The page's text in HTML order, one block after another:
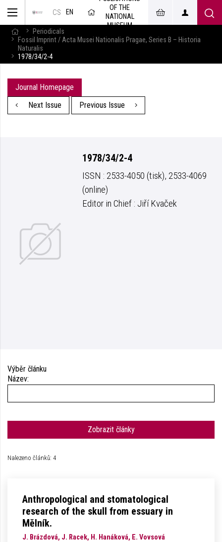
CS EN
OF THE
NATIONAL
MUSEUM
Periodicals
Fossil Imprint / Acta Musei Nationalis Pragae, Series B – Historia
Naturalis
1978/34/2-4
Journal Homepage
Next Issue
Previous Issue
1978/34/2-4
ISSN : 2533-4050 (tisk), 2533-4069
(online)
Editor in Chief : Jiří Kvaček
Výběr článku
Název:
Zobrazit články
Nalezeno článků: 4
Anthropological and stomatological
research of the skull from essuary in
Mělník.
J. Brázdová, J. Racek, H. Hanáková, E. Vovsová